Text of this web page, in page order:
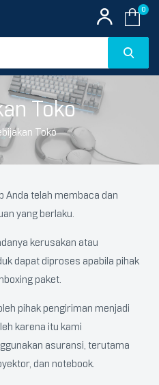
0
Toko
Toko
Anda telah membaca dan
yang berlaku.
kerusakan atau
dapat diproses apabila pihak
paket.
pihak pengiriman menjadi
karena itu kami
asuransi, terutama
dan notebook.